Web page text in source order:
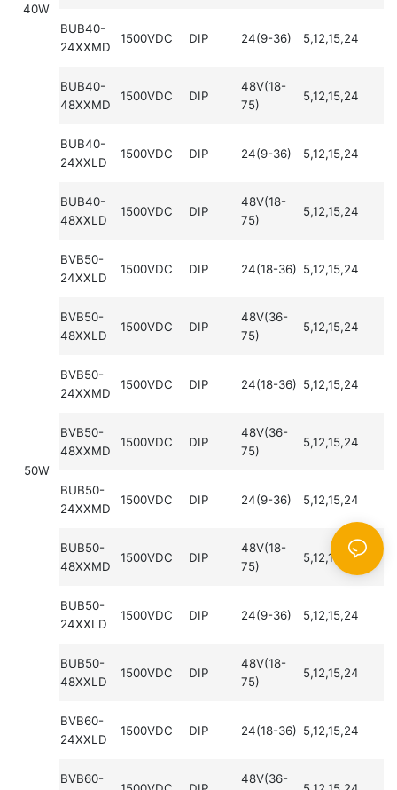
40W
BUB40-
24XXMD
1500VDC DIP 24(9-36) 5,12,15,24
BUB40-
48XXMD
1500VDC DIP
48V(18-
75)
5,12,15,24
BUB40-
24XXLD
1500VDC DIP 24(9-36) 5,12,15,24
BUB40-
48XXLD
1500VDC DIP
48V(18-
75)
5,12,15,24
50W
BVB50-
24XXLD
1500VDC DIP 24(18-36) 5,12,15,24
BVB50-
48XXLD
1500VDC DIP
48V(36-
75)
5,12,15,24
BVB50-
24XXMD
1500VDC DIP 24(18-36) 5,12,15,24
BVB50-
48XXMD
1500VDC DIP
48V(36-
75)
5,12,15,24
BUB50-
24XXMD
1500VDC DIP 24(9-36) 5,12,15,24
BUB50-
48XXMD
1500VDC DIP
48V(18-
75)
5,12,15,24
BUB50-
24XXLD
1500VDC DIP 24(9-36) 5,12,15,24
BUB50-
48XXLD
1500VDC DIP
48V(18-
75)
5,12,15,24
BVB60-
24XXLD
1500VDC DIP 24(18-36) 5,12,15,24
BVB60-
48V(36-